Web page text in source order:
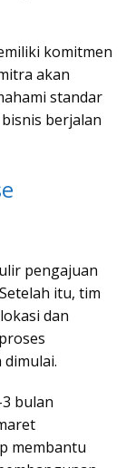
komitmen
akan
standar
berjalan
pengajuan
itu, tim
dan
bulan
membantu